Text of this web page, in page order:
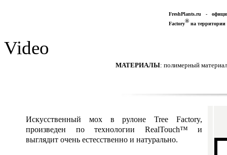
FreshPlants.ru -
Factory® на территории
Video
МАТЕРИАЛЫ: полимерный
Искусственный мох в рулоне Tree Factory,
произведен по технологии RealTouch™ и
выглядит очень естесственно и натурально.